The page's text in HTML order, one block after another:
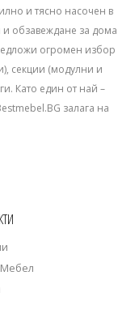
и тясно насочен в
обзавеждане за дома
огромен избор
секции (модулни и
Като един от най –
залага на